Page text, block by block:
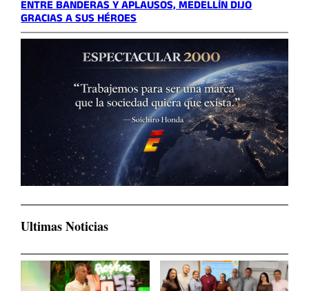
ENTRE BANDERAS Y APLAUSOS, MEDELLÍN DIJO
GRACIAS A SUS HÉROES
Ultimas Noticias